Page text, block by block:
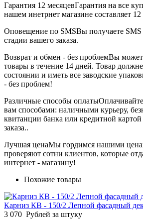
Гарантия 12 месяцевГарантия на все
нашем инетрнет магазине составляет 12
Оповещение по SMSВы получаете
стадии вашего заказа.
Возврат и обмен - без проблемВы
товары в течение 14 дней. Товар
состоянии и иметь все заводские
- без проблем!
Различные способы оплаты
вам способами: наличными курьеру,
квитанции банка или кредитной
заказа..
Лучшая ценаМы гордимся нашими
проверяют сотни клиентов, которые
интернет - магазину!
Похожие товары
Карниз КВ - 150/2 Лепной фасадный
3 070 Рублей за штуку